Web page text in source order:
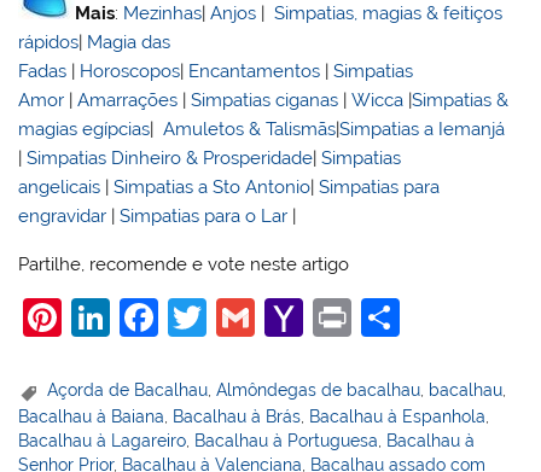
Mais: Mezinhas|Anjos |Simpatias, magias & feitiços
rápidos| Magia das
Fadas | Horoscopos| Encantamentos |Simpatias
Amor |Amarrações |Simpatias ciganas |Wicca |Simpatias &
magias egípcias|Amuletos & Talismãs|Simpatias a Iemanjá
|Simpatias Dinheiro & Prosperidade|Simpatias
angelicais |Simpatias a Sto Antonio|Simpatias para
engravidar |Simpatias para o Lar |
Partilhe, recomende e vote neste artigo
Pi
er
e
Li
k
e
F
c
e
T
itt
er
G
ai
l
Y
h
o
Pr
t
ar
e
Açorda de Bacalhau,Almôndegas de bacalhau, bacalhau,
Bacalhau à Baiana
Bacalhau à Brás Bacalhau à Espanhola
Bacalhau à Lagareiro Bacalhau à Portuguesa
Bacalhau à
Senhor Prior, Bacalhau à Valenciana Bacalhau assado com